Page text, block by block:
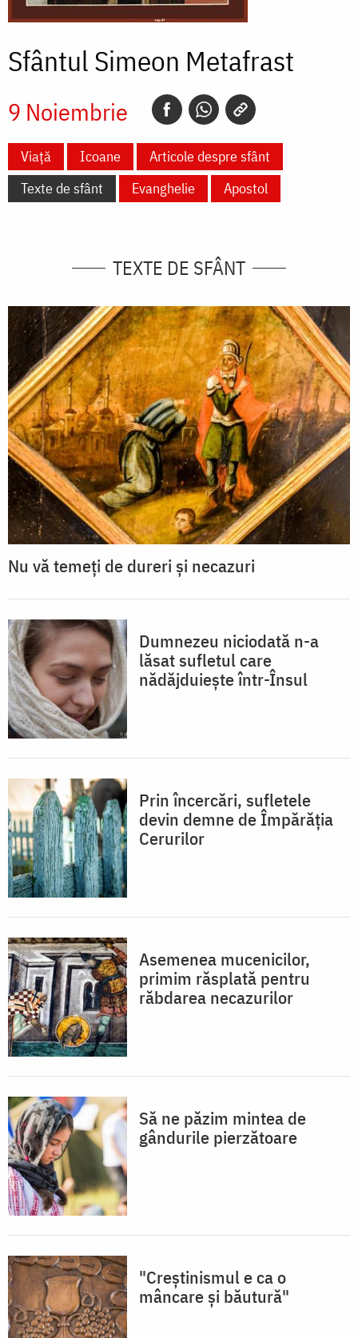
Sfântul Simeon Metafrast
9 Noiembrie
Viață Icoane
Articole despre sfânt
Texte de sfânt
Evanghelie Apostol
TEXTE DE SFÂNT
Nu vă temeți de dureri și necazuri
Dumnezeu niciodată n-a
lăsat sufletul care
nădăjduiește într-Însul
Prin încercări, sufletele
devin demne de Împărăția
Cerurilor
Asemenea mucenicilor,
primim răsplată pentru
răbdarea necazurilor
Să ne păzim mintea de
gândurile pierzătoare
"Creştinismul e ca o
mâncare şi băutură"